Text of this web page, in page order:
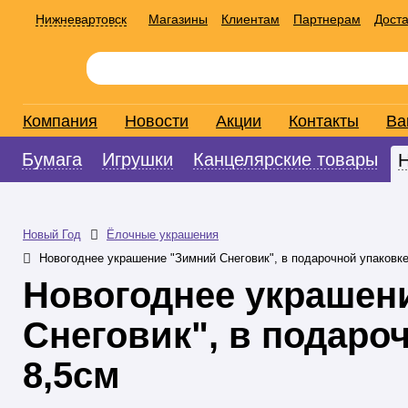
Нижневартовск Магазины Клиентам Партнерам
Компания Новости Акции Контакты
Бумага Игрушки Канцелярские товары
Новый Год
Ёлочные украшения
Новогоднее украшение "Зимний Снеговик", в подарочной
Новогоднее
Снеговик", в
8,5см